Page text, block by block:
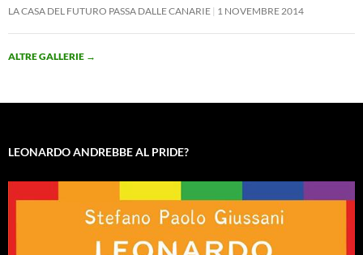
LA CASA DEL FUTURO PASSA DALLE CANARIE 1 NOVEMBRE 2014
ALTRE GALLERIE →
LEONARDO ANDREBBE AL PRIDE?